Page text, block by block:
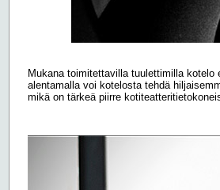
Mukana toimitettavilla tuulettimilla
alentamalla voi kotelosta tehdä
mikä on tärkeä piirre